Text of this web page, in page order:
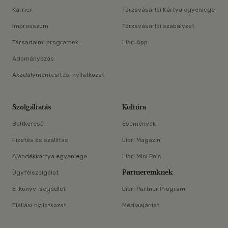
Karrier
Impresszum
Társadalmi programok
Adományozás
Akadálymentesítési nyilatkozat
Törzsvásárlói Kártya egyenlege
Törzsvásárlói szabályzat
Libri App
Szolgáltatás
Boltkereső
Fizetés és szállítás
Ajándékkártya egyenlege
Ügyfélszolgálat
E-könyv-segédlet
Elállási nyilatkozat
Kultúra
Események
Libri Magazin
Libri Mini Polc
Partnereinknek
Libri Partner Program
Médiaajánlat